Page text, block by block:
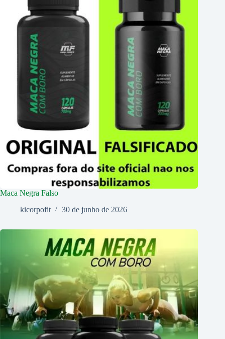
Maca Negra Falso
kicorpofit
30 de junho de 2026